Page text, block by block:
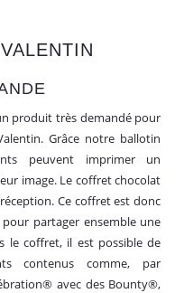
produit très demandé pour
Grâce notre ballotin
peuvent imprimer un
image. Le coffret chocolat
Ce coffret est donc
partager ensemble une
le coffret, il est possible de
contenus comme, par
avec des Bounty®,